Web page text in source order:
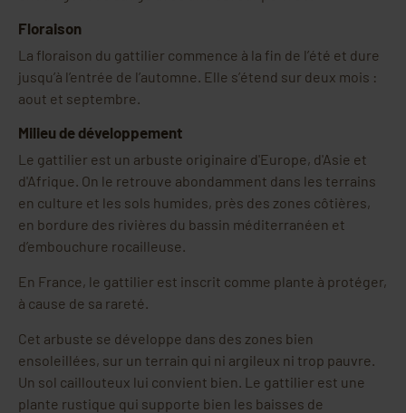
Floraison
La floraison du gattilier commence à la fin de l’été et dure
jusqu’à l’entrée de l’automne. Elle s’étend sur deux mois :
aout et septembre.
Milieu de développement
Le gattilier est un arbuste originaire d'Europe, d'Asie et
d'Afrique. On le retrouve abondamment dans les terrains
en culture et les sols humides, près des zones côtières,
en bordure des rivières du bassin méditerranéen et
d’embouchure rocailleuse.
En France, le gattilier est inscrit comme plante à protéger,
à cause de sa rareté.
Cet arbuste se développe dans des zones bien
ensoleillées, sur un terrain qui ni argileux ni trop pauvre.
Un sol caillouteux lui convient bien. Le gattilier est une
plante rustique qui supporte bien les baisses de